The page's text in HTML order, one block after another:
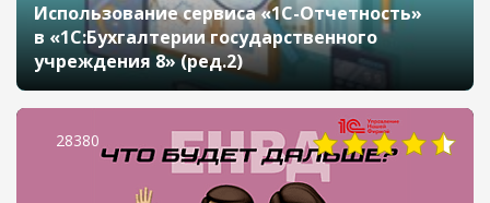
Использование сервиса «1С-Отчетность»
в «1С:Бухгалтерии государственного
учреждения 8» (ред.2)
28380